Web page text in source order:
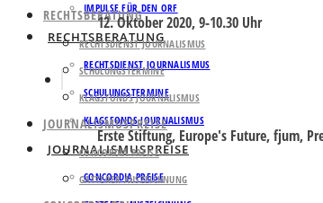
IMPULSE FÜR DEN ORF
RECHTSBERATUNG
RECHTSDIENST JOURNALISMUS
SCHULUNGSTERMINE
KLAGSFONDS JOURNALISMUS
JOURNALISMUSPREISE
CONCORDIA PREISE
RECHTSBERATUNG
RECHTSDIENST JOURNALISMUS
SCHULUNGSTERMINE
KLAGSFONDS JOURNALISMUS
JOURNALISMUSPREISE
CONCORDIA PREISE
GATTERER AUSZEICHNUNG
12. Oktober 2020, 9-10.30 Uhr
Erste Stiftung, Europe's Future, fjum,